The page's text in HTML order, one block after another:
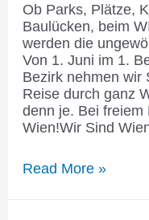
Ob Parks, Plätze,
Baulücken, beim
werden die
Von 1. Juni im 1.
Bezirk nehmen wir
Reise durch ganz
denn je. Bei freiem
Wien!Wir Sind
Wir
Read More »